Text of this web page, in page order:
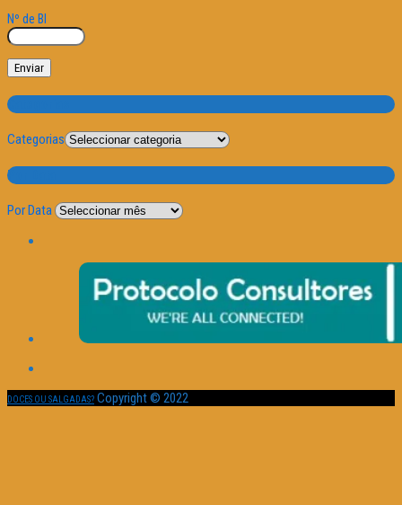
Nº de BI
Categorias
Categorias
Por Data
Por Data
DOCES OU SALGADAS? Copyright © 2022